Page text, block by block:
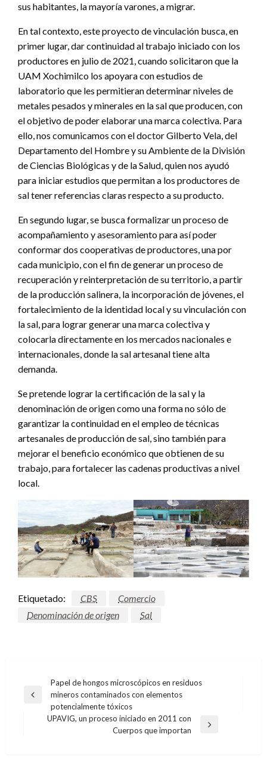
sus habitantes, la mayoría varones, a migrar.
En tal contexto, este proyecto de vinculación busca, en
primer lugar, dar continuidad al trabajo iniciado con los
productores en julio de 2021, cuando solicitaron que la
UAM Xochimilco los apoyara con estudios de
laboratorio que les permitieran determinar niveles de
metales pesados y minerales en la sal que producen, con
el objetivo de poder elaborar una marca colectiva. Para
ello, nos comunicamos con el doctor Gilberto Vela, del
Departamento del Hombre y su Ambiente de la División
de Ciencias Biológicas y de la Salud, quien nos ayudó
para iniciar estudios que permitan a los productores de
sal tener referencias claras respecto a su producto.
En segundo lugar, se busca formalizar un proceso de
acompañamiento y asesoramiento para así poder
conformar dos cooperativas de productores, una por
cada municipio, con el fin de generar un proceso de
recuperación y reinterpretación de su territorio, a partir
de la producción salinera, la incorporación de jóvenes, el
fortalecimiento de la identidad local y su vinculación con
la sal, para lograr generar una marca colectiva y
colocarla directamente en los mercados nacionales e
internacionales, donde la sal artesanal tiene alta
demanda.
Se pretende lograr la certificación de la sal y la
denominación de origen como una forma no sólo de
garantizar la continuidad en el empleo de técnicas
artesanales de producción de sal, sino también para
mejorar el beneficio económico que obtienen de su
trabajo, para fortalecer las cadenas productivas a nivel
local.
Etiquetado: CBS
Comercio
Denominación de origen
Sal
Navegación
de
entradas
Entrada
anterior
Papel de hongos microscópicos en residuos
mineros contaminados con elementos
potencialmente tóxicos
UPAVIG, un proceso iniciado en 2011 con
Cuerpos que importan